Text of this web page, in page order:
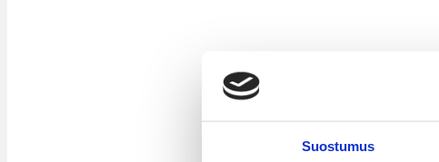
Suostumus